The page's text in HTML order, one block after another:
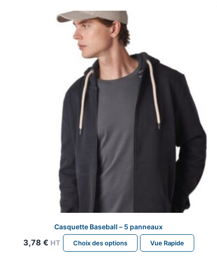
être
choisies
sur
la
page
produit
Casquette Baseball – 5 panneaux
3,78 € HT Choix des options
Ce
produit
Vue Rapide